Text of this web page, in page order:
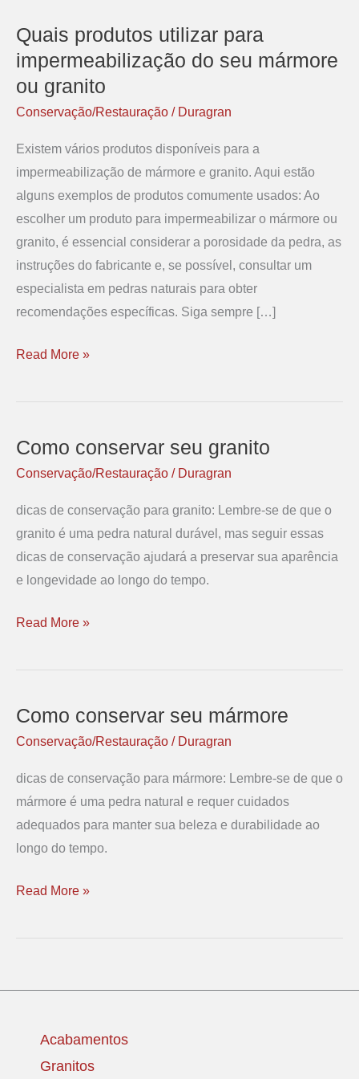
Quais produtos utilizar para
impermeabilização do seu mármore
ou granito
Conservação/Restauração / Duragran
Existem vários produtos disponíveis para a
impermeabilização de mármore e granito. Aqui estão
alguns exemplos de produtos comumente usados: Ao
escolher um produto para impermeabilizar o mármore ou
granito, é essencial considerar a porosidade da pedra, as
instruções do fabricante e, se possível, consultar um
especialista em pedras naturais para obter
recomendações específicas. Siga sempre […]
Quais
produtos
utilizar
do
seu
mármore
ou
granito
Read More »
Como conservar seu granito
Conservação/Restauração / Duragran
dicas de conservação para granito: Lembre-se de que o
granito é uma pedra natural durável, mas seguir essas
dicas de conservação ajudará a preservar sua aparência
e longevidade ao longo do tempo.
Como
conservar
granito
Read More »
Como conservar seu mármore
Conservação/Restauração / Duragran
dicas de conservação para mármore: Lembre-se de que o
mármore é uma pedra natural e requer cuidados
adequados para manter sua beleza e durabilidade ao
longo do tempo.
Como
conservar
mármore
Read More »
Acabamentos
Granitos